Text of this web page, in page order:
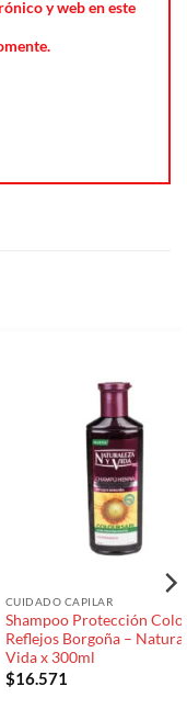
y web en este
CUIDADO CAPILAR
Shampoo Protección
Reflejos Borgoña –
Vida x 300ml
$16.571